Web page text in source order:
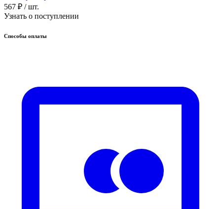
567 ₽ / шт.
Узнать о поступлении
Способы оплаты